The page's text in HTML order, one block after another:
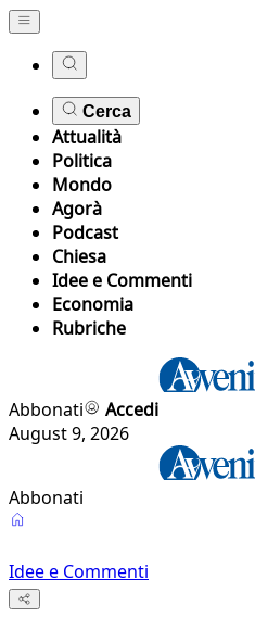
Cerca
Attualità
Politica
Mondo
Agorà
Podcast
Chiesa
Idee e Commenti
Economia
Rubriche
Abbonati
Accedi
August 9, 2026
Abbonati
Idee e Commenti